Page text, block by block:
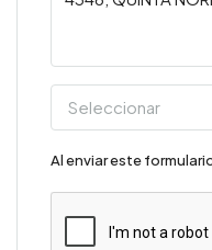
Seleccionar
Al enviar este